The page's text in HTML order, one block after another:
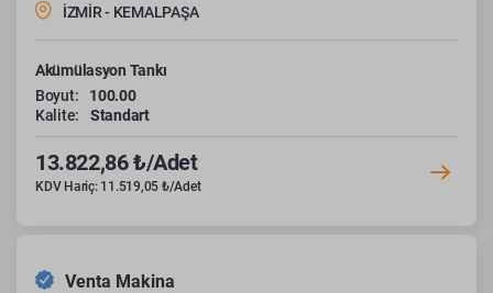
İZMİR - KEMALPAŞA
Akümülasyon Tankı
Boyut:
100.00
Kalite:
Standart
13.822,86 ₺/Adet
KDV Hariç: 11.519,05 ₺/Adet
Venta Makina